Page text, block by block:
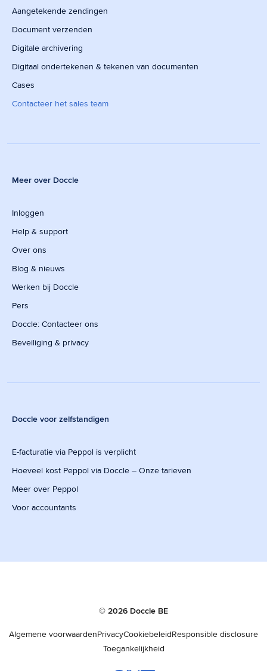
Aangetekende zendingen
Document verzenden
Digitale archivering
Digitaal ondertekenen & tekenen van documenten
Cases
Contacteer het sales team
Meer over Doccle
Inloggen
Help & support
Over ons
Blog & nieuws
Werken bij Doccle
Pers
Doccle: Contacteer ons
Beveiliging & privacy
Doccle voor zelfstandigen
E-facturatie via Peppol is verplicht
Hoeveel kost Peppol via Doccle – Onze tarieven
Meer over Peppol
Voor accountants
© 2026 Doccle BE
Algemene voorwaardenPrivacyCookiebeleidResponsible disclosure
Toegankelijkheid